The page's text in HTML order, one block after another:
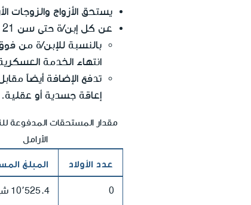
يستحق الأزواج والزوجات
عن كل إبن/ة حتى سن 21 تدفع للأرامل إضافة للمدفوعات الشهرية.
انتهاء الخدمة
إعاقة جسدية أو عقلية.
مقدار المستحقات المدفوعة
الأرامل
عدد الأولاد المبلغ
0 10٬525.4 شيكل جديد